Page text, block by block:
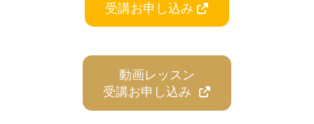
受講お申し込み
動画レッスン
受講お申し込み